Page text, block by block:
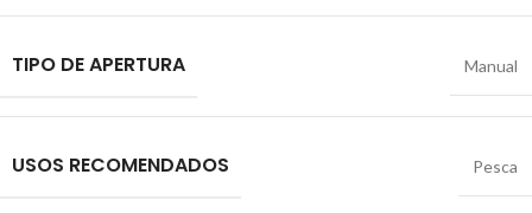
TIPO DE APERTURA Manual
USOS RECOMENDADOS Pesca